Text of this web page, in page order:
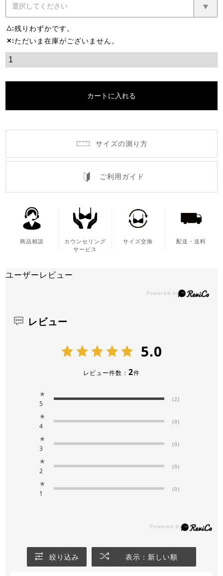
△ 残りわずかです。
✕ ただいま在庫がございません。
カートに入れる
サイズの測り方
ご利用ガイド
商品相談
カウンセリング
サービス
サイズ交換 配送・送料
ユーザーレビュー
レビュー
5.0
レビュー件数： 2件
★
5
(2)
★
4
(0)
★
3
(0)
★
2
(0)
★
1
(0)
絞り込み 表示：新しい順